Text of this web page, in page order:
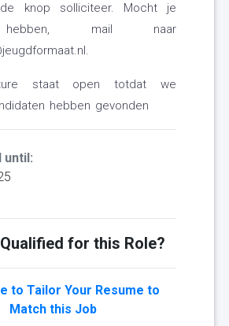
knop solliciteer. Mocht je
mail naar
staat open totdat we
hebben gevonden
until:
for this Role?
to Tailor Your Resume to
Match this Job